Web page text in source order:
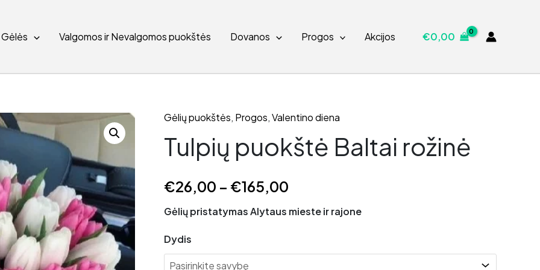
Gėlės Valgomos ir Nevalgomos puokštės Dovanos Progos Akcijos €0,00
Gėlių puokštės, Progos,Valentino diena
Tulpių puokštė Baltai rožinė
€26,00 – €165,00
range:
Gėlių pristatymas Alytaus mieste ir rajone
Dydis